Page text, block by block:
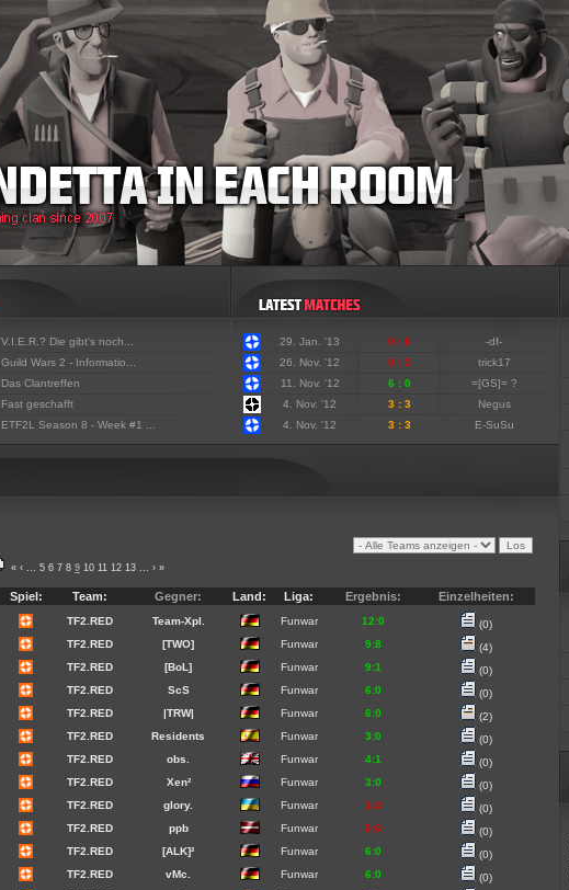
V.I.E.R.? Die gibt's noch...
Guild Wars 2 - Informatio...
Das Clantreffen
Fast geschafft
ETF2L Season 8 - Week #1 ...
29. Jan. '13 0 : 6
-df-
26. Nov. '12
0 : 3
trick17
11. Nov. '12
6 : 0
=[GS]= ?
4. Nov. '12
3 : 3
Negus
4. Nov. '12
3 : 3 E-SuSu
« ‹ ... 5 6 7 8 9 10 11 12 13 ... › »
Spiel: Team: Gegner: Land: Liga: Ergebnis: Einzelheiten:
TF2.RED Team-Xpl. Funwar 12:0
(0)
TF2.RED [TWO] Funwar 9:8
(4)
TF2.RED [BoL] Funwar 9:1
(0)
TF2.RED ScS Funwar 6:0
(0)
TF2.RED |TRW| Funwar 6:0
(2)
TF2.RED Residents Funwar 3:0
(0)
TF2.RED obs. Funwar 4:1
(0)
TF2.RED Xen² Funwar 3:0
(0)
TF2.RED glory. Funwar 1:4
(0)
TF2.RED ppb Funwar 0:6
(0)
TF2.RED [ALK]² Funwar 6:0
(0)
TF2.RED vMc. Funwar 6:0
(0)